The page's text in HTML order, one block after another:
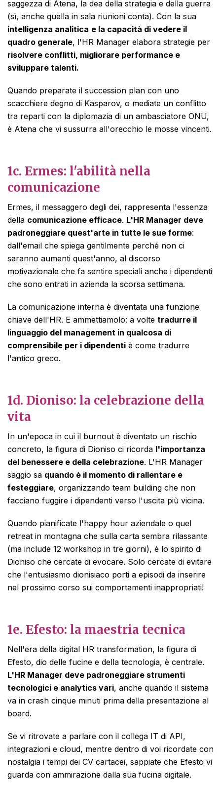
saggezza di Atena, la dea della strategia e della guerra
(sì, anche quella in sala riunioni conta). Con la sua
intelligenza analitica e la capacità di vedere il
quadro generale, l'HR Manager elabora strategie per
risolvere conflitti, migliorare performance e
sviluppare talenti.
Quando preparate il succession plan con uno
scacchiere degno di Kasparov, o mediate un conflitto
tra reparti con la diplomazia di un ambasciatore ONU,
è Atena che vi sussurra all'orecchio le mosse vincenti.
1c. Ermes: l'abilità nella
comunicazione
Ermes, il messaggero degli dei, rappresenta l'essenza
della comunicazione efficace. L'HR Manager deve
padroneggiare quest'arte in tutte le sue forme:
dall'email che spiega gentilmente perché non ci
saranno aumenti quest'anno, al discorso
motivazionale che fa sentire speciali anche i dipendenti
che sono entrati in azienda la scorsa settimana.
La comunicazione interna è diventata una funzione
chiave dell'HR. E ammettiamolo: a volte tradurre il
linguaggio del management in qualcosa di
comprensibile per i dipendenti è come tradurre
l'antico greco.
1d. Dioniso: la celebrazione della
vita
In un'epoca in cui il burnout è diventato un rischio
concreto, la figura di Dioniso ci ricorda l'importanza
del benessere e della celebrazione. L'HR Manager
saggio sa quando è il momento di rallentare e
festeggiare, organizzando team building che non
facciano fuggire i dipendenti verso l'uscita più vicina.
Quando pianificate l'happy hour aziendale o quel
retreat in montagna che sulla carta sembra rilassante
(ma include 12 workshop in tre giorni), è lo spirito di
Dioniso che cercate di evocare. Solo cercate di evitare
che l'entusiasmo dionisiaco porti a episodi da inserire
nel prossimo corso sui comportamenti inappropriati!
1e. Efesto: la maestria tecnica
Nell'era della digital HR transformation, la figura di
Efesto, dio delle fucine e della tecnologia, è centrale.
L'HR Manager deve padroneggiare strumenti
tecnologici e analytics vari, anche quando il sistema
va in crash cinque minuti prima della presentazione al
board.
Se vi ritrovate a parlare con il collega IT di API,
integrazioni e cloud, mentre dentro di voi ricordate con
nostalgia i tempi dei CV cartacei, sappiate che Efesto vi
guarda con ammirazione dalla sua fucina digitale.